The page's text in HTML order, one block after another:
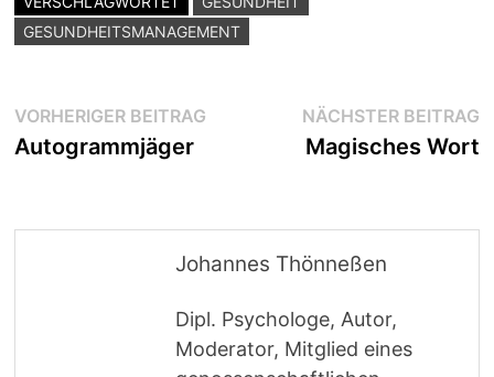
GESUNDHEITSMANAGEMENT
Beitragsnavigation
VORHERIGER BEITRAG Vorheriger
Autogrammjäger
NÄCHSTER BEITRAG
Magisches Wort
Johannes Thönneßen
Dipl. Psychologe, Autor,
Moderator, Mitglied eines